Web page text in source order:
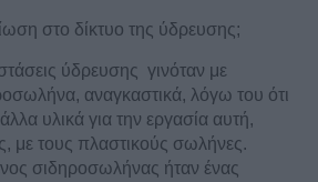
στο δίκτυο της ύδρευσης;
ύδρευσης γινόταν με
αναγκαστικά, λόγω του ότι
υλικά για την εργασία αυτή,
με τους πλαστικούς σωλήνες.
σιδηροσωλήνας ήταν ένας